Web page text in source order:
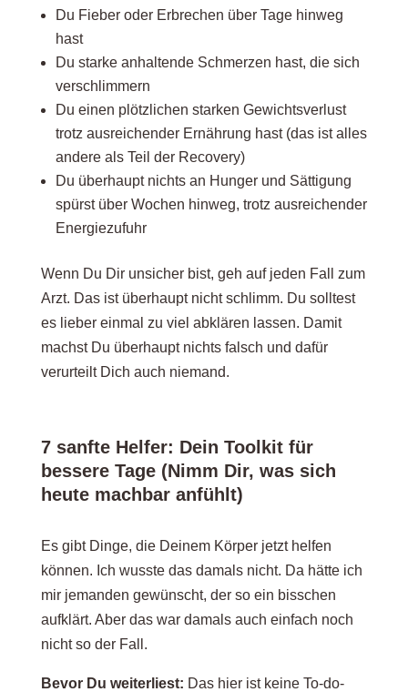
Du Fieber oder Erbrechen über Tage hinweg
hast
Du starke anhaltende Schmerzen hast, die sich
verschlimmern
Du einen plötzlichen starken Gewichtsverlust
trotz ausreichender Ernährung hast (das ist alles
andere als Teil der Recovery)
Du überhaupt nichts an Hunger und Sättigung
spürst über Wochen hinweg, trotz ausreichender
Energiezufuhr
Wenn Du Dir unsicher bist, geh auf jeden Fall zum
Arzt. Das ist überhaupt nicht schlimm. Du solltest
es lieber einmal zu viel abklären lassen. Damit
machst Du überhaupt nichts falsch und dafür
verurteilt Dich auch niemand.
7 sanfte Helfer: Dein Toolkit für
bessere Tage (Nimm Dir, was sich
heute machbar anfühlt)
Es gibt Dinge, die Deinem Körper jetzt helfen
können. Ich wusste das damals nicht. Da hätte ich
mir jemanden gewünscht, der so ein bisschen
aufklärt. Aber das war damals auch einfach noch
nicht so der Fall.
Bevor Du weiterliest: Das hier ist keine To-do-